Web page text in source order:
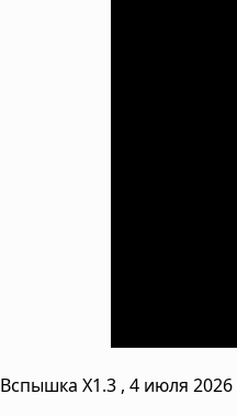
Вспышка X1.3 , 4 июля